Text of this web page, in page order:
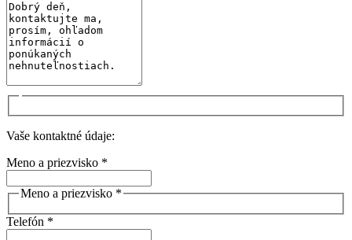
Vaše kontaktné údaje:
Meno a priezvisko *
Meno a priezvisko *
Telefón *